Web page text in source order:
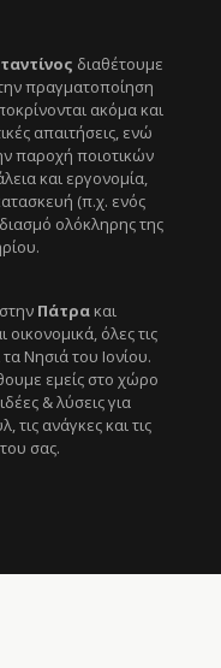
διαθέτουμε
πραγματοποίηση
ακόμα και
απαιτήσεις, ενώ
παροχή ποιοτικών
και εργονομία,
(π.χ. ενός
ολόκληρης της
Πάτρα και
όλες τις
Νησιά του Ιονίου.
εμείς στο χώρο
& λύσεις για
ανάγκες και τις
σας.